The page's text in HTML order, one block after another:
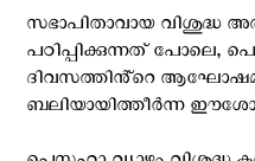
സഭാപിതാവായ വിശുദ്ധ
പഠിപ്പിക്കുന്നത് പോലെ,
ദിവസത്തിൻ്റെ
ബലിയായിത്തീർന്ന